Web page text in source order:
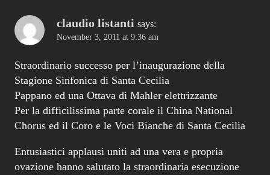
claudio listanti says:
November 3, 2011 at 9:36 am
Straordinario successo per l’inaugurazione della
Stagione Sinfonica di Santa Cecilia
Pappano ed una Ottava di Mahler elettrizzante
Per la difficilissima parte corale il China National
Chorus ed il Coro e le Voci Bianche di Santa Cecilia
Entusiastici applausi uniti ad una vera e propria
ovazione hanno salutato la straordinaria esecuzione